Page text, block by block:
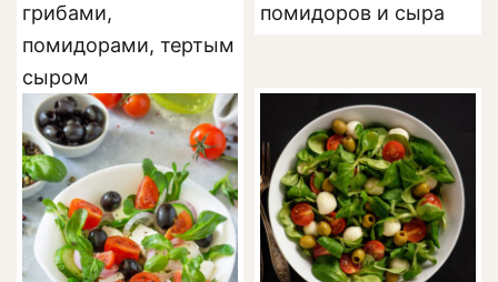
грибами,
помидорами, тертым
сыром
помидоров и сыра